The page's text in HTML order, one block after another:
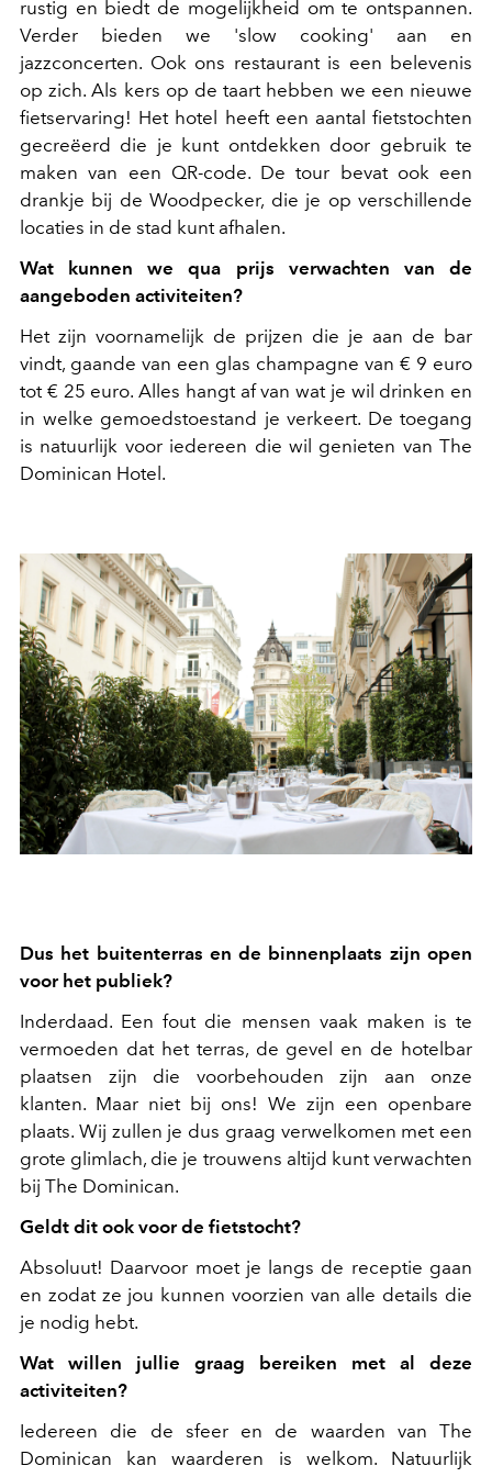
rustig en biedt de mogelijkheid om te ontspannen.
Verder bieden we 'slow cooking' aan en
jazzconcerten. Ook ons restaurant is een belevenis
op zich. Als kers op de taart hebben we een nieuwe
fietservaring! Het hotel heeft een aantal fietstochten
gecreëerd die je kunt ontdekken door gebruik te
maken van een QR-code. De tour bevat ook een
drankje bij de Woodpecker, die je op verschillende
locaties in de stad kunt afhalen.
Wat kunnen we qua prijs verwachten van de
aangeboden activiteiten?
Het zijn voornamelijk de prijzen die je aan de bar
vindt, gaande van een glas champagne van € 9 euro
tot € 25 euro. Alles hangt af van wat je wil drinken en
in welke gemoedstoestand je verkeert. De toegang
is natuurlijk voor iedereen die wil genieten van The
Dominican Hotel.
Dus het buitenterras en de binnenplaats zijn open
voor het publiek?
Inderdaad. Een fout die mensen vaak maken is te
vermoeden dat het terras, de gevel en de hotelbar
plaatsen zijn die voorbehouden zijn aan onze
klanten. Maar niet bij ons! We zijn een openbare
plaats. Wij zullen je dus graag verwelkomen met een
grote glimlach, die je trouwens altijd kunt verwachten
bij The Dominican.
Geldt dit ook voor de fietstocht?
Absoluut! Daarvoor moet je langs de receptie gaan
en zodat ze jou kunnen voorzien van alle details die
je nodig hebt.
Wat willen jullie graag bereiken met al deze
activiteiten?
Iedereen die de sfeer en de waarden van The
Dominican kan waarderen is welkom. Natuurlijk